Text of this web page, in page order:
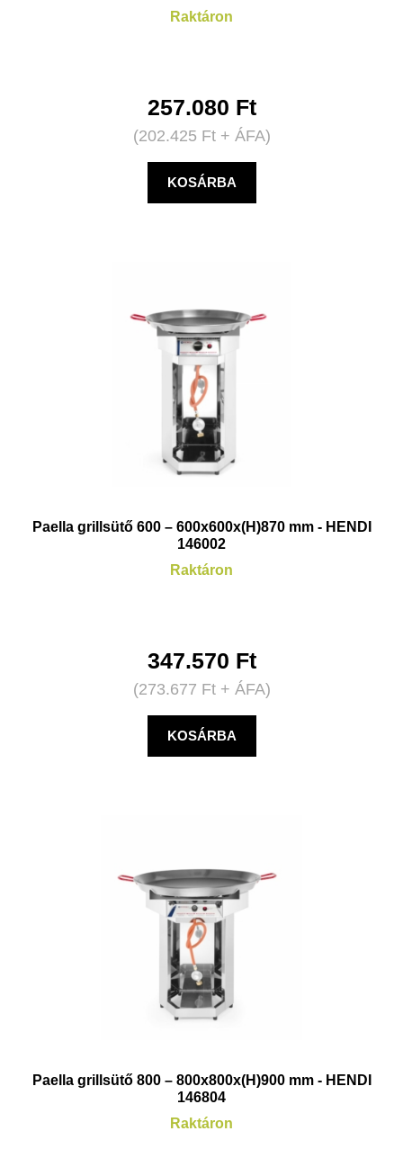
Raktáron
257.080 Ft
(202.425 Ft+ ÁFA)
KOSÁRBA
Paella grillsütő 600 – 600x600x(H)870 mm - HENDI
146002
Raktáron
347.570 Ft
(273.677 Ft+ ÁFA)
KOSÁRBA
Paella grillsütő 800 – 800x800x(H)900 mm - HENDI
146804
Raktáron